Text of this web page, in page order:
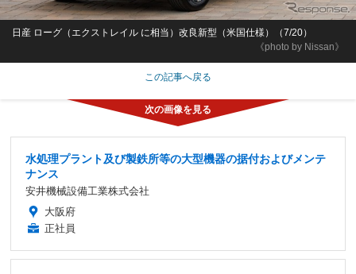
《photo by Nissan》
日産 ローグ（エクストレイル に相当）改良新型（米国仕様）（7/20）
この記事へ戻る
水処理プラント及び製鉄所等の大型機器の据付およびメンテ
ナンス
安井機械設備工業株式会社
大阪府
正社員